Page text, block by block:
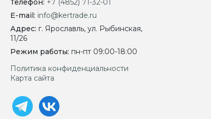
Телефон: +7 (4852) 71-32-01
E-mail: info@kertrade.ru
Адрес: г. Ярославль, ул. Рыбинская,
11/26
Режим работы: пн-пт 09:00-18:00
Политика конфиденциальности
Карта сайта